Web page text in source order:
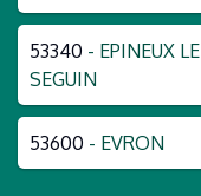
53340 - EPINEUX LE
SEGUIN
53600 - EVRON